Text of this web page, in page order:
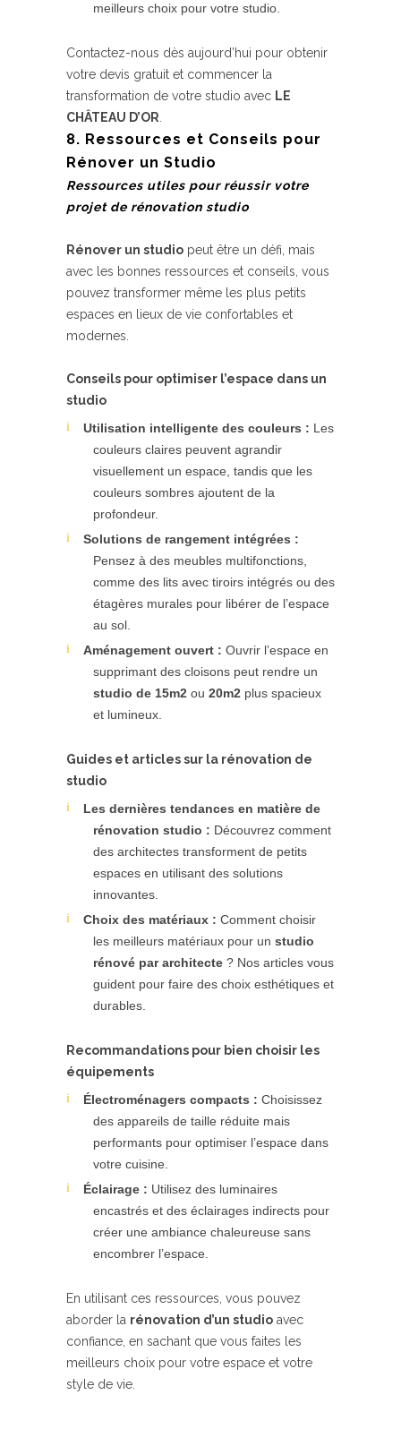
meilleurs choix pour votre studio.
Contactez-nous dès aujourd’hui pour obtenir
votre devis gratuit et commencer la
transformation de votre studio avec LE
CHÂTEAU D’OR
8. Ressources et Conseils pour
Rénover un Studio
Ressources utiles pour réussir votre
projet de rénovation studio
Rénover un studio peut être un défi, mais
avec les bonnes ressources et conseils, vous
pouvez transformer même les plus petits
espaces en lieux de vie confortables et
modernes.
Conseils pour optimiser l’espace dans un
studio
Utilisation intelligente des couleurs : Les
couleurs claires peuvent agrandir
visuellement un espace, tandis que les
couleurs sombres ajoutent de la
profondeur.
Solutions de rangement intégrées :
Pensez à des meubles multifonctions,
comme des lits avec tiroirs intégrés ou des
étagères murales pour libérer de l’espace
au sol.
Aménagement ouvert : Ouvrir l’espace en
supprimant des cloisons peut rendre un
studio de 15m2 ou 20m2 plus spacieux
et lumineux.
Guides et articles sur la rénovation de
studio
Les dernières tendances en matière de
rénovation studio : Découvrez comment
des architectes transforment de petits
espaces en utilisant des solutions
innovantes.
Choix des matériaux : Comment choisir
les meilleurs matériaux pour un studio
rénové par architecte ? Nos articles vous
guident pour faire des choix esthétiques et
durables.
Recommandations pour bien choisir les
équipements
Électroménagers compacts : Choisissez
des appareils de taille réduite mais
performants pour optimiser l’espace dans
votre cuisine.
Éclairage : Utilisez des luminaires
encastrés et des éclairages indirects pour
créer une ambiance chaleureuse sans
encombrer l’espace.
En utilisant ces ressources, vous pouvez
aborder la rénovation d’un studio avec
confiance, en sachant que vous faites les
meilleurs choix pour votre espace et votre
style de vie.